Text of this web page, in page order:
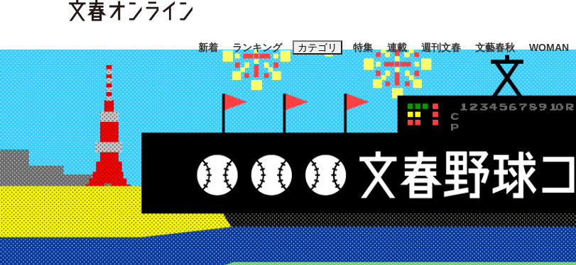
新着 ランキング カテゴリ
スクープ ニュース エンタメ ライフ ビジネ
特集 連載 週刊文春 文藝春秋 WOMAN
キーワード入力
おすすめのキーワードタグ一覧
#藤田晋 #三山凌輝 #高市早苗 #後藤真希 #森岡毅 #城彰二
#玉木雄一郎
#亀和田武